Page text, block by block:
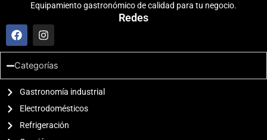
Equipamiento gastronómico de calidad para tu negocio.
Redes
F
a
c
e
b
o
o
k
I
n
s
t
a
g
r
a
m
Categorías
Gastronomía industrial
Electrodomésticos
Refrigeración